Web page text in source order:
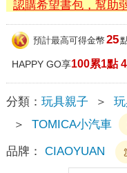
認購希望書包，幫助
預計最高可得金幣 25
HAPPY GO享100累1點
分類： 玩具親子 ＞
＞
TOMICA小汽車
品牌： CIAOYUAN